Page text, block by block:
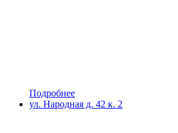
Подробнее
ул. Народная д. 42 к. 2